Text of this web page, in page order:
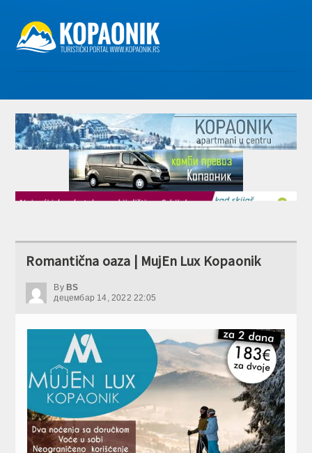
Romantična oaza | MujEn Lux Kopaonik
By BS
децембар 14, 2022 22:05